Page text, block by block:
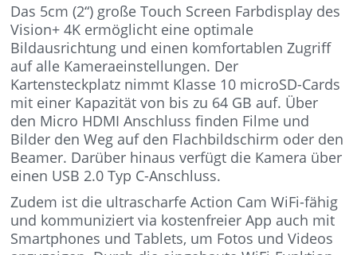
Das 5cm (2“) große Touch Screen Farbdisplay des
Vision+ 4K ermöglicht eine optimale
Bildausrichtung und einen komfortablen Zugriff
auf alle Kameraeinstellungen. Der
Kartensteckplatz nimmt Klasse 10 microSD-Cards
mit einer Kapazität von bis zu 64 GB auf. Über
den Micro HDMI Anschluss finden Filme und
Bilder den Weg auf den Flachbildschirm oder den
Beamer. Darüber hinaus verfügt die Kamera über
einen USB 2.0 Typ C-Anschluss.
Zudem ist die ultrascharfe Action Cam WiFi-fähig
und kommuniziert via kostenfreier App auch mit
Smartphones und Tablets, um Fotos und Videos